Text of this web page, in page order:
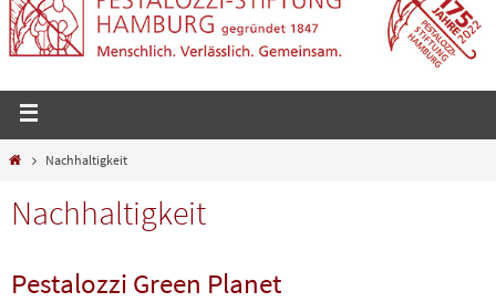
StartNachhaltigkeit
Nachhaltigkeit
Pestalozzi Green Planet